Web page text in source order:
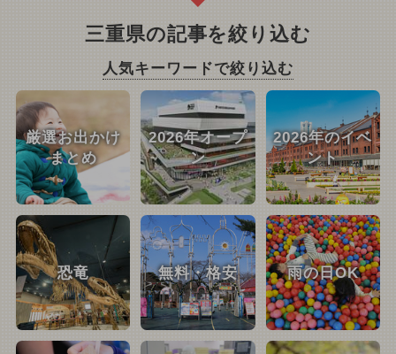
三重県の記事を絞り込む
人気キーワードで絞り込む
厳選お出かけ
まとめ
2026年オープ
ン
2026年のイベ
ント
恐竜 無料・格安 雨の日OK